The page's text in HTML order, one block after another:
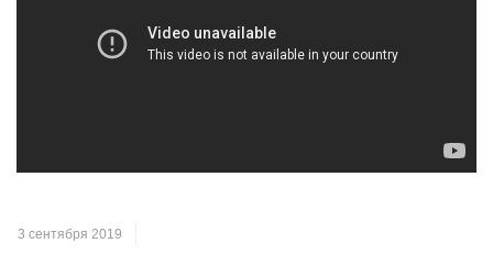
3 сентября 2019